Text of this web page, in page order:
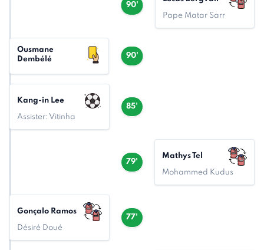
90'
Pape Matar Sarr
90'
Ousmane
Dembélé
85'
Kang-in Lee
Assister: Vitinha
79'
Mathys Tel
Mohammed Kudus
77'
Gonçalo Ramos
Désiré Doué